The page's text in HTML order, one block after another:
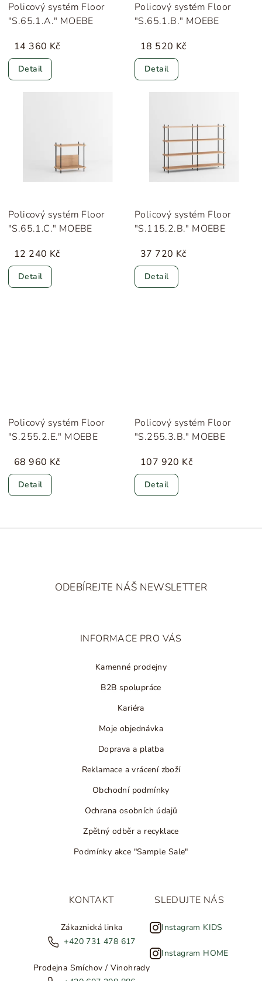
Policový systém Floor
"S.65.1.A." MOEBE
14 360 Kč
Detail
Policový systém Floor
"S.65.1.B." MOEBE
18 520 Kč
Detail
Policový systém Floor
"S.65.1.C." MOEBE
12 240 Kč
Detail
Policový systém Floor
"S.115.2.B." MOEBE
37 720 Kč
Detail
Policový systém Floor
"S.255.2.E." MOEBE
68 960 Kč
Detail
Policový systém Floor
"S.255.3.B." MOEBE
107 920 Kč
Detail
ODEBÍREJTE NÁŠ NEWSLETTER
INFORMACE PRO VÁS
Kamenné prodejny
B2B spolupráce
Kariéra
Moje objednávka
Doprava a platba
Reklamace a vrácení zboží
Obchodní podmínky
Ochrana osobních údajů
Zpětný odběr a recyklace
Podmínky akce "Sample Sale"
KONTAKT
Zákaznická linka
+420 731 478 617
Prodejna Smíchov / Vinohrady
SLEDUJTE NÁS
Instagram KIDS
Instagram HOME